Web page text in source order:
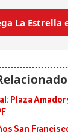
La Estrella
Plaza
San